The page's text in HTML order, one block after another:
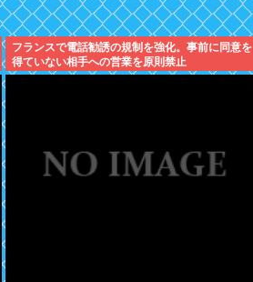
フランスで電話勧誘の規制を強化。事前に同意を
得ていない相手への営業を原則禁止